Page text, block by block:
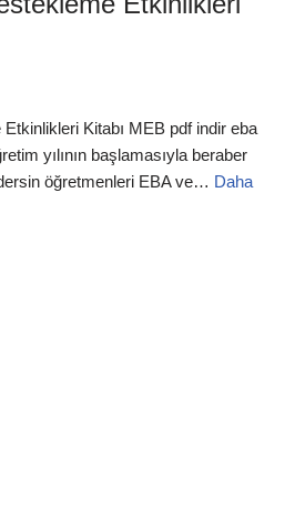
Etkinlikleri Kitabı MEB pdf indir eba
yılının başlamasıyla beraber
öğretmenleri EBA ve… Daha